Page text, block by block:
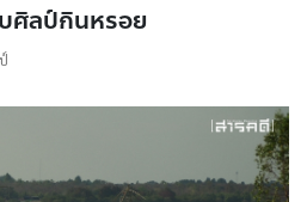
ศิลป์กินหรอย